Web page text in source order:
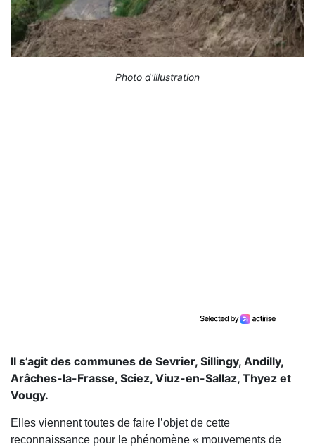
Photo d'illustration
Il s’agit des communes de Sevrier, Sillingy, Andilly,
Arâches-la-Frasse, Sciez, Viuz-en-Sallaz, Thyez et
Vougy.
Elles viennent toutes de faire l’objet de cette
reconnaissance pour le phénomène « mouvements de